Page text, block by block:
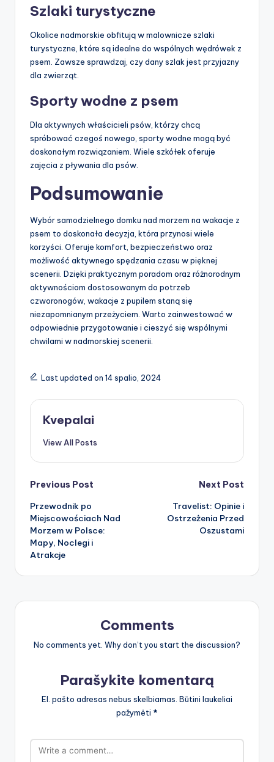
Szlaki turystyczne
Okolice nadmorskie obfitują w malownicze szlaki
turystyczne, które są idealne do wspólnych wędrówek z
psem. Zawsze sprawdzaj, czy dany szlak jest przyjazny
dla zwierząt.
Sporty wodne z psem
Dla aktywnych właścicieli psów, którzy chcą
spróbować czegoś nowego, sporty wodne mogą być
doskonałym rozwiązaniem. Wiele szkółek oferuje
zajęcia z pływania dla psów.
Podsumowanie
Wybór samodzielnego domku nad morzem na wakacje z
psem to doskonała decyzja, która przynosi wiele
korzyści. Oferuje komfort, bezpieczeństwo oraz
możliwość aktywnego spędzania czasu w pięknej
scenerii. Dzięki praktycznym poradom oraz różnorodnym
aktywnościom dostosowanym do potrzeb
czworonogów, wakacje z pupilem staną się
niezapomnianym przeżyciem. Warto zainwestować w
odpowiednie przygotowanie i cieszyć się wspólnymi
chwilami w nadmorskiej scenerii.
Last updated on 14 spalio, 2024
Kvepalai
View All Posts
Post
navigation
Previous Post
Przewodnik po
Miejscowościach Nad
Morzem w Polsce:
Mapy, Noclegi i
Atrakcje
Next Post
Travelist: Opinie i
Ostrzeżenia Przed
Oszustami
Comments
No comments yet. Why don’t you start the discussion?
Parašykite komentarą
El. pašto adresas nebus skelbiamas. Būtini laukeliai
pažymėti *